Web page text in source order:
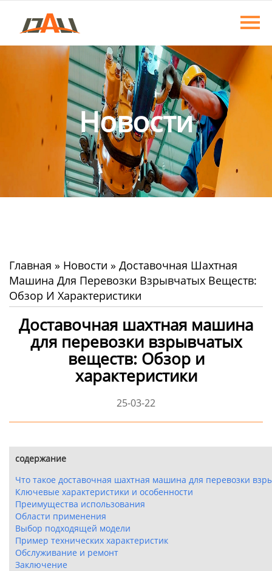
Главная
Продукция
Контакты Новости
Главная » Новости » Доставочная Шахтная
Машина Для Перевозки Взрывчатых Веществ:
Обзор И Характеристики
Доставочная шахтная машина
для перевозки взрывчатых
веществ: Обзор и
характеристики
25-03-22
содержание
Что такое доставочная шахтная машина для перевозки
Ключевые характеристики и особенности
Преимущества использования
Области применения
Выбор подходящей модели
Пример технических характеристик
Обслуживание и ремонт
Заключение